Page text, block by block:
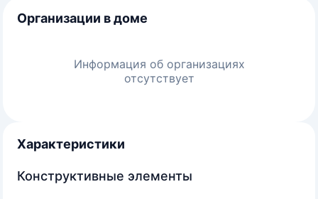
Организации в доме
Информация об организациях
отсутствует
Характеристики
Конструктивные элементы